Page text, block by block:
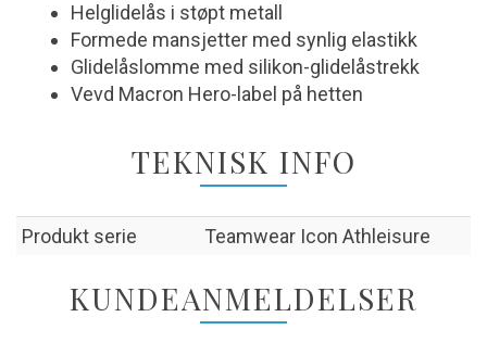
Helglidelås i støpt metall
Formede mansjetter med synlig elastikk
Glidelåslomme med silikon-glidelåstrekk
Vevd Macron Hero-label på hetten
TEKNISK INFO
Produkt serie Teamwear Icon Athleisure
KUNDEANMELDELSER